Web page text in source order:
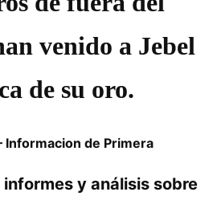
venido a Jebel
de su oro.
Informacion de Primera
y análisis sobre